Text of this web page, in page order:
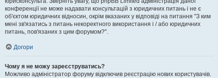
конференції не може надавати консультацій з юридичних питань і не є
об'єктом юридичних відносин, окрім вказаних у відповіді на питання "З ким
мені зв'язатись з питань некоректного використання і / або юридичних
питань, пов'язаних з цим форумом?".
Догори
Чому я не можу зареєструватись?
Можливо адміністратор форуму відключив реєстрацію нових користувачів.